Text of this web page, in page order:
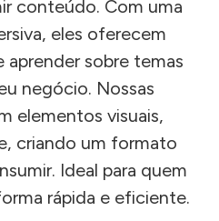
conteúdo. Com uma
eles oferecem
aprender sobre temas
negócio. Nossas
elementos visuais,
criando um formato
Ideal para quem
rápida e eficiente.